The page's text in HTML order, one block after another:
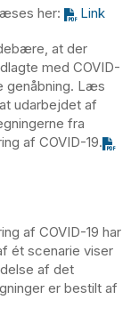
her: Link
at der
med COVID-
genåbning. Læs
udarbejdet af
fra
af COVID-19.
af COVID-19 har
ét scenarie viser
af det
er bestilt af